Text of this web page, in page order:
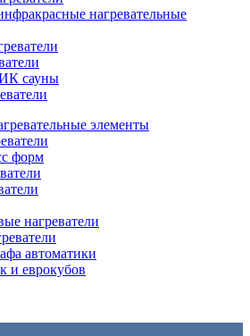
нагревательные
ИК сауны
элементы
форм
нагреватели
автоматики
и еврокубов